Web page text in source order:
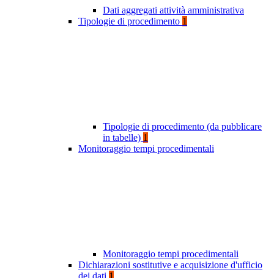
Dati aggregati attività amministrativa
Tipologie di procedimento 1
Tipologie di procedimento (da pubblicare
in tabelle) 1
Monitoraggio tempi procedimentali
Monitoraggio tempi procedimentali
Dichiarazioni sostitutive e acquisizione d'ufficio